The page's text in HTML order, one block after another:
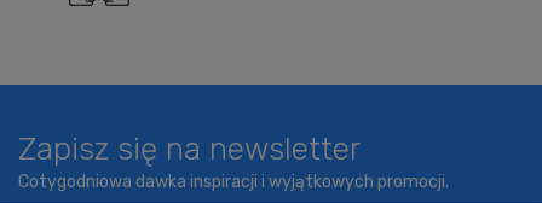
Zapisz się na newsletter
Cotygodniowa dawka inspiracji i wyjątkowych promocji.